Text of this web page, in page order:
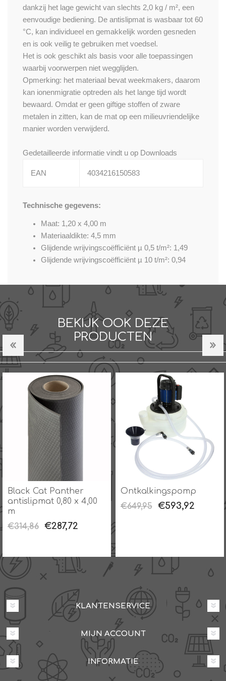
dankzij het lage gewicht van slechts 2,0 kg / m², een
eenvoudige bediening. De antislipmat is wasbaar tot 60
°C, kan individueel en gemakkelijk worden gesneden
en is ook veilig te gebruiken met voedsel.
Het is ook geschikt als basis voor alle toepassingen
waarbij voorwerpen niet wegglijden.
Opmerking: het materiaal bevat weekmakers, daarom
kan ionenmigratie optreden als het lange tijd wordt
bewaard. Omdat er geen giftige stoffen of zware
metalen in zitten, kan de mat op een milieuvriendelijke
manier worden verwijderd.
Gedetailleerde informatie vindt u op Downloads
EAN 4034216150583
Technische gegevens:
Maat: 1,20 x 4,00 m
Materiaaldikte: 4,5 mm
Glijdende wrijvingscoëfficiënt µ 0,5 t/m²: 1,49
Glijdende wrijvingscoëfficiënt µ 10 t/m²: 0,94
BEKIJK OOK DEZE
PRODUCTEN
Black Cat Panther
antislipmat 0,80 x 4,00
m
€314,86
€287,72
Ontkalkingspomp
€649,95
€593,92
KLANTENSERVICE
MIJN ACCOUNT
INFORMATIE